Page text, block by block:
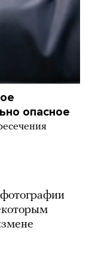
опасное